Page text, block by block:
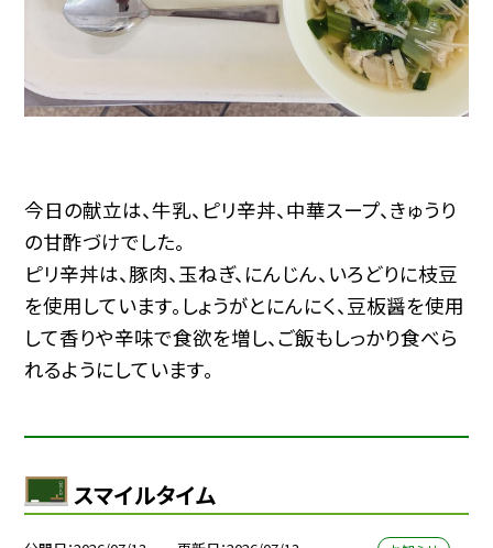
今日の献立は、牛乳、ピリ辛丼、中華スープ、きゅうり
の甘酢づけでした。
ピリ辛丼は、豚肉、玉ねぎ、にんじん、いろどりに枝豆
を使用しています。しょうがとにんにく、豆板醤を使用
して香りや辛味で食欲を増し、ご飯もしっかり食べら
れるようにしています。
スマイルタイム